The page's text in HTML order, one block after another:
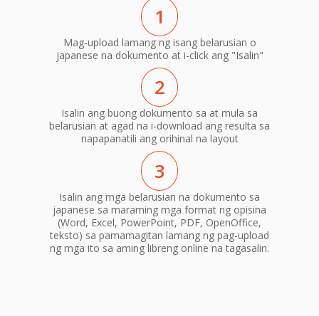
1
Mag-upload lamang ng isang belarusian o
japanese na dokumento at i-click ang "Isalin"
2
Isalin ang buong dokumento sa at mula sa
belarusian at agad na i-download ang resulta sa
napapanatili ang orihinal na layout
3
Isalin ang mga belarusian na dokumento sa
japanese sa maraming mga format ng opisina
(Word, Excel, PowerPoint, PDF, OpenOffice,
teksto) sa pamamagitan lamang ng pag-upload
ng mga ito sa aming libreng online na tagasalin.